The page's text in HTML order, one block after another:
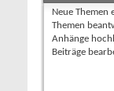
Neue Themen
Themen
Anhänge
Beiträge